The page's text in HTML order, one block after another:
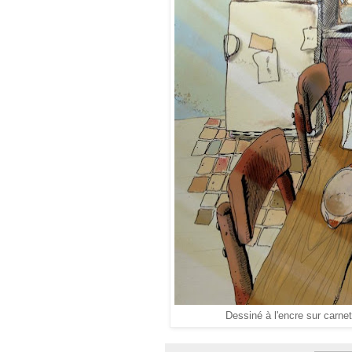
Dessiné à l'encre sur